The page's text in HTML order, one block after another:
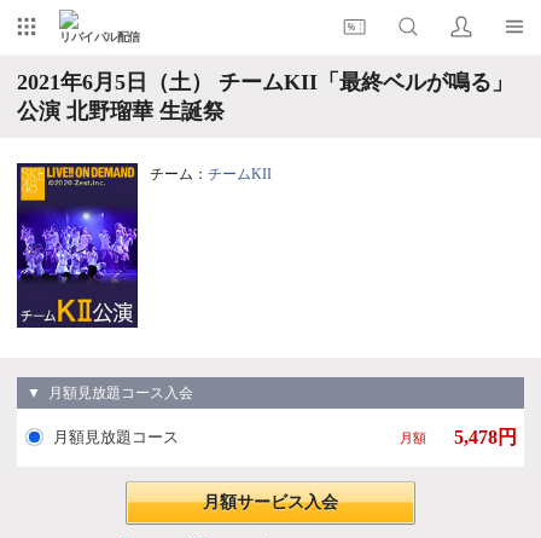
リバイバル配信
2021年6月5日（土） チームKII「最終ベルが鳴る」
公演 北野瑠華 生誕祭
チーム： チームKII
▼ 月額見放題コース入会
月額見放題コース 月額 5,478円
月額サービス入会